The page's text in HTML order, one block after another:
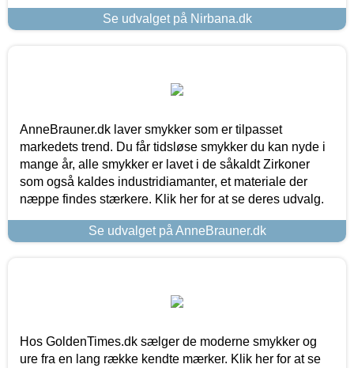
Se udvalget på Nirbana.dk
AnneBrauner.dk laver smykker som er tilpasset
markedets trend. Du får tidsløse smykker du kan nyde i
mange år, alle smykker er lavet i de såkaldt Zirkoner
som også kaldes industridiamanter, et materiale der
næppe findes stærkere. Klik her for at se deres udvalg.
Se udvalget på AnneBrauner.dk
Hos GoldenTimes.dk sælger de moderne smykker og
ure fra en lang række kendte mærker. Klik her for at se